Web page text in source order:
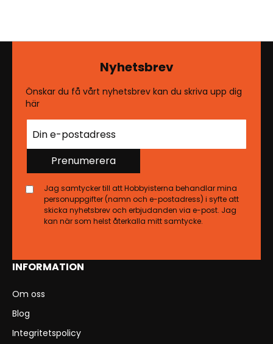
INFORMATION
Om oss
Blog
Integritetspolicy
Nyhetsbrev
Önskar du få vårt nyhetsbrev kan du skriva upp dig
här
Prenumerera
Jag samtycker till att Hobbyisterna behandlar mina
personuppgifter (namn och e-postadress) i syfte att
skicka nyhetsbrev och erbjudanden via e-post. Jag
kan när som helst återkalla mitt samtycke.